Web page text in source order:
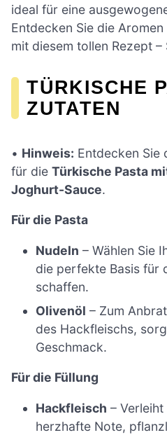
ideal für eine
Entdecken Sie die
mit diesem tollen Rezept
TÜRKISCHE
ZUTATEN
• Hinweis: Entdecken Sie
für die Türkische Pasta
Joghurt-Sauce.
Für die Pasta
Nudeln – Wählen Sie
die perfekte Basis für
schaffen.
Olivenöl – Zum
des Hackfleischs,
Geschmack.
Für die Füllung
Hackfleisch –
herzhafte Note,